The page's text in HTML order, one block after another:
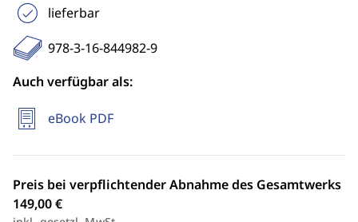
lieferbar
978-3-16-844982-9
Auch verfügbar als:
eBook PDF
Preis bei verpflichtender Abnahme des Gesamtwerks
149,00 €